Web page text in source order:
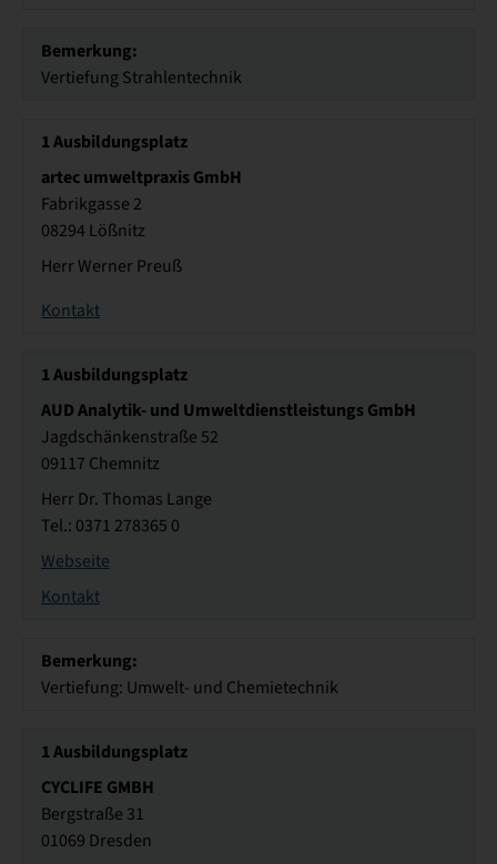
Bemerkung:
Vertiefung Strahlentechnik
1Ausbildungsplatz
artec umweltpraxis GmbH
Fabrikgasse 2
08294 Lößnitz
Herr Werner Preuß
Kontakt
1Ausbildungsplatz
AUD Analytik- und Umweltdienstleistungs GmbH
Jagdschänkenstraße 52
09117 Chemnitz
Herr Dr. Thomas Lange
Tel.: 0371 278365 0
Webseite
Kontakt
Bemerkung:
Vertiefung: Umwelt- und Chemietechnik
1Ausbildungsplatz
CYCLIFE GMBH
Bergstraße 31
01069 Dresden